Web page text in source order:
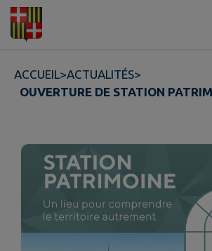
Contenu
ACCUEIL>ACTUALITÉS>
OUVERTURE DE STATION